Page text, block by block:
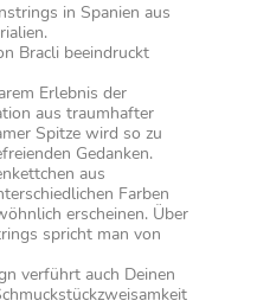
in Spanien aus
Bracli beeindruckt
Erlebnis der
aus traumhafter
Spitze wird so zu
Gedanken.
aus
Farben
erscheinen. Über
spricht man von
verführt auch Deinen